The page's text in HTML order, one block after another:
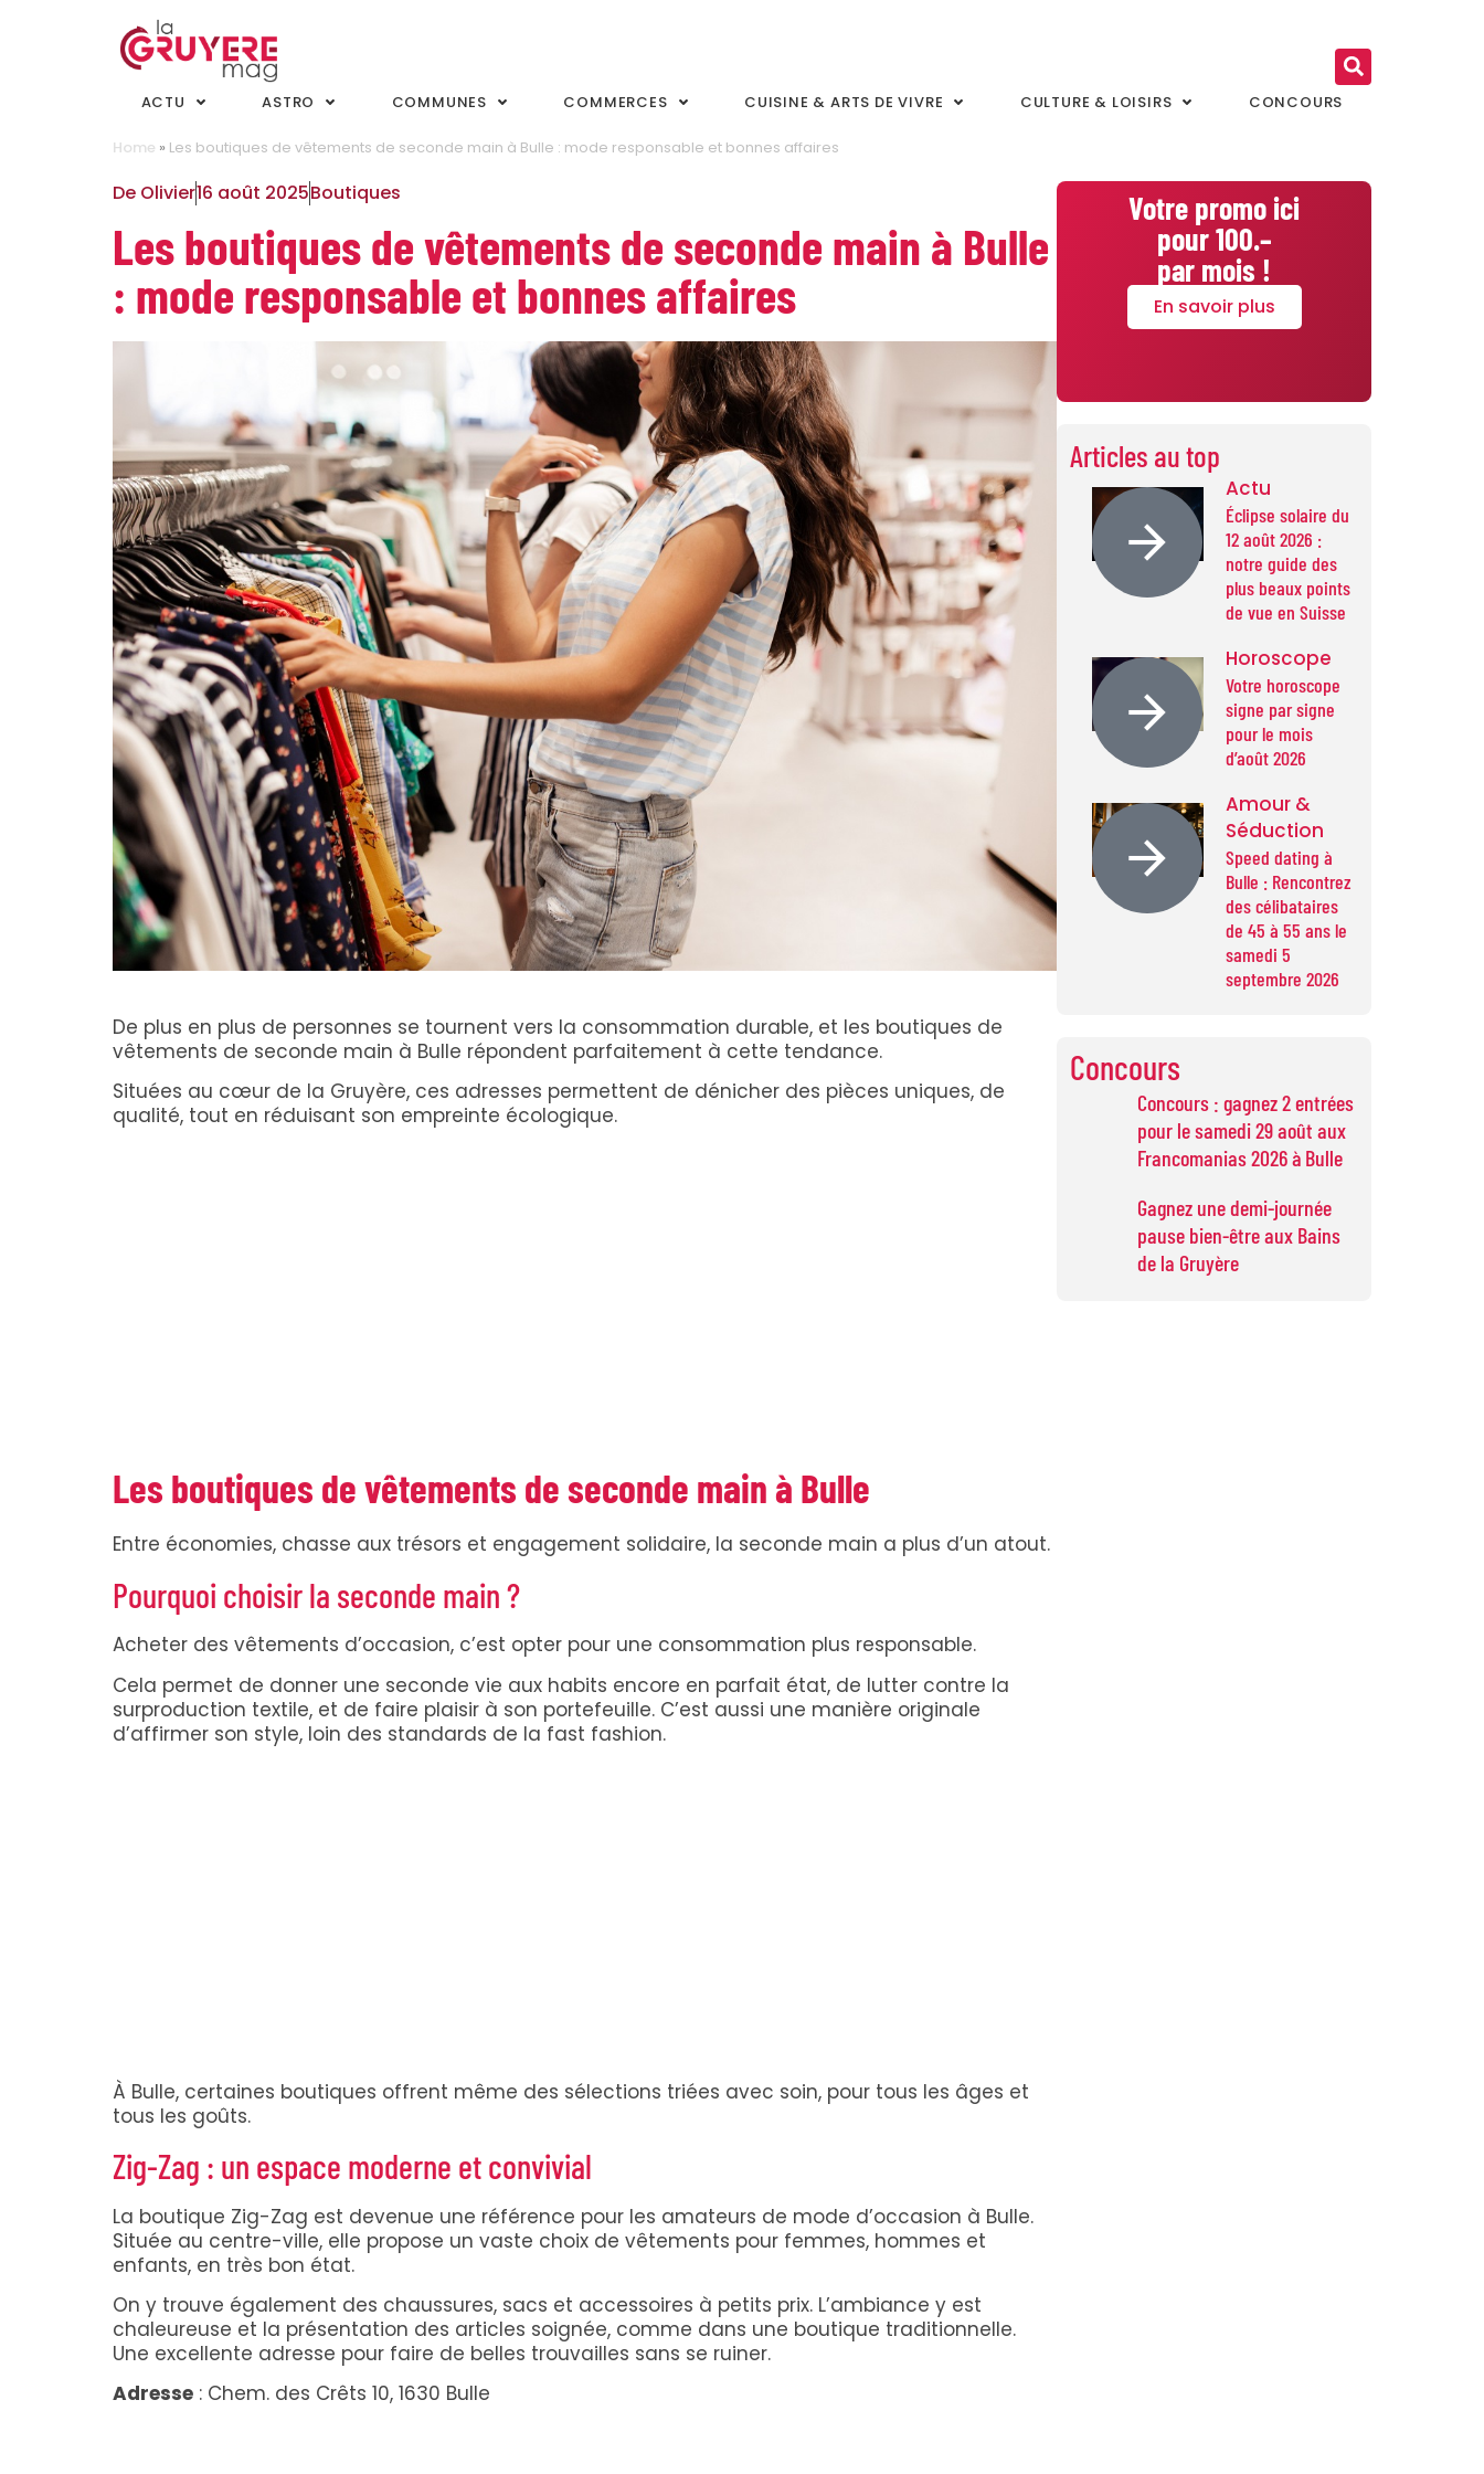
ACTU ASTRO COMMUNES COMMERCES CUISINE & ARTS DE VIVRE CULTURE & LOISIRS CONCOURS
Home » Les boutiques de vêtements de seconde main à Bulle : mode responsable et bonnes affaires
De Olivier16 août 2025Boutiques
Les boutiques de vêtements de seconde main à Bulle
: mode responsable et bonnes affaires
De plus en plus de personnes se tournent vers la consommation durable, et les boutiques de
vêtements de seconde main à Bulle répondent parfaitement à cette tendance.
Situées au cœur de la Gruyère, ces adresses permettent de dénicher des pièces uniques, de
qualité, tout en réduisant son empreinte écologique.
Les boutiques de vêtements de seconde main à Bulle
Entre économies, chasse aux trésors et engagement solidaire, la seconde main a plus d’un atout.
Pourquoi choisir la seconde main ?
Acheter des vêtements d’occasion, c’est opter pour une consommation plus responsable.
Cela permet de donner une seconde vie aux habits encore en parfait état, de lutter contre la
surproduction textile, et de faire plaisir à son portefeuille. C’est aussi une manière originale
d’affirmer son style, loin des standards de la fast fashion.
À Bulle, certaines boutiques offrent même des sélections triées avec soin, pour tous les âges et
tous les goûts.
Zig-Zag : un espace moderne et convivial
La boutique Zig-Zag est devenue une référence pour les amateurs de mode d’occasion à Bulle.
Située au centre-ville, elle propose un vaste choix de vêtements pour femmes, hommes et
enfants, en très bon état.
On y trouve également des chaussures, sacs et accessoires à petits prix. L’ambiance y est
chaleureuse et la présentation des articles soignée, comme dans une boutique traditionnelle.
Une excellente adresse pour faire de belles trouvailles sans se ruiner.
Adresse : Chem. des Crêts 10, 1630 Bulle
Votre promo ici
pour 100.–
par mois !
En savoir plus
Articles au top
Actu
Éclipse solaire du
12 août 2026 :
notre guide des
plus beaux points
de vue en Suisse
Horoscope
Votre horoscope
signe par signe
pour le mois
d’août 2026
Amour &
Séduction
Speed dating à
Bulle : Rencontrez
des célibataires
de 45 à 55 ans le
samedi 5
septembre 2026
Concours
Concours : gagnez 2 entrées
pour le samedi 29 août aux
Francomanias 2026 à Bulle
Gagnez une demi-journée
pause bien-être aux Bains
de la Gruyère